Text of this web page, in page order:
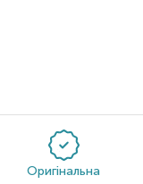
Оригінальна